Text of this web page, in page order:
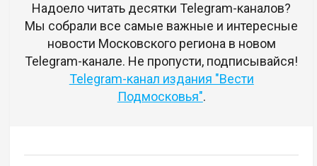
Надоело читать десятки Telegram-каналов?
Мы собрали все самые важные и интересные
новости Московского региона в новом
Telegram-канале. Не пропусти, подписывайся!
Telegram-канал издания "Вести
Подмосковья".